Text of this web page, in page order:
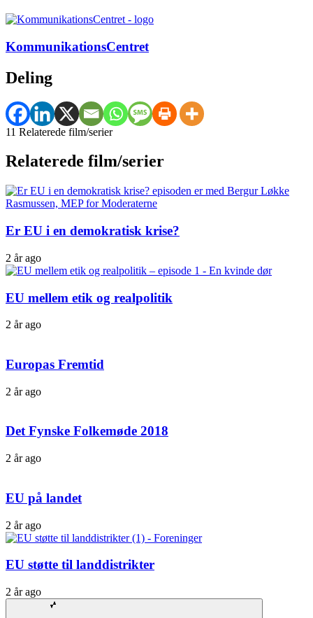
KommunikationsCentret
Deling
11 Relaterede film/serier
Relaterede film/serier
Er EU i en demokratisk krise?
2 år ago
EU mellem etik og realpolitik
2 år ago
Europas Fremtid
2 år ago
Det Fynske Folkemøde 2018
2 år ago
EU på landet
2 år ago
EU støtte til landdistrikter
2 år ago